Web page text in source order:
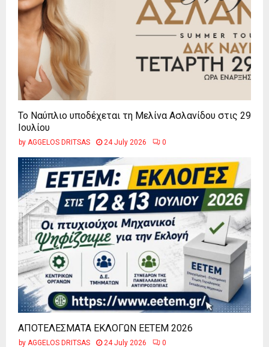
Το Ναύπλιο υποδέχεται τη Μελίνα Ασλανίδου στις 29
Ιουλίου
by AGGELOS DRITSAS 24 July 2026 0
ΑΠΟΤΕΛΕΣΜΑΤΑ ΕΚΛΟΓΩΝ ΕΕΤΕΜ 2026
by AGGELOS DRITSAS 24 July 2026 0